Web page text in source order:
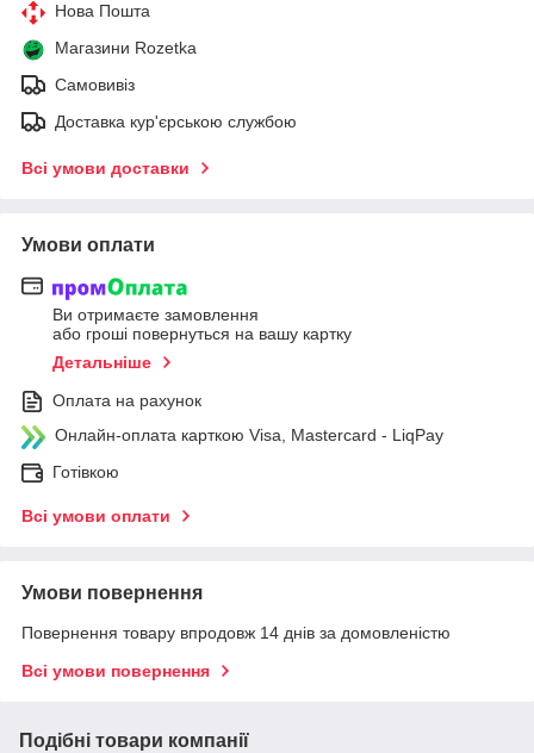
Нова Пошта
Магазини Rozetka
Самовивіз
Доставка кур'єрською службою
Всі умови доставки
Умови оплати
Ви отримаєте замовлення
або гроші повернуться на вашу картку
Детальніше
Оплата на рахунок
Онлайн-оплата карткою Visa, Mastercard - LiqPay
Готівкою
Всі умови оплати
Умови повернення
Повернення товару впродовж 14 днів за домовленістю
Всі умови повернення
Подібні товари компанії